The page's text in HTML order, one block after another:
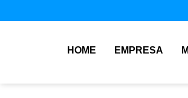
HOME EMPRESA